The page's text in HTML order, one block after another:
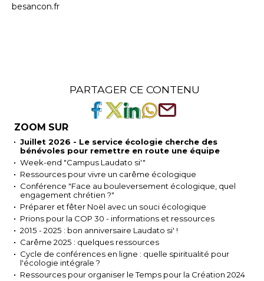
besancon.fr
PARTAGER CE CONTENU
ZOOM SUR
Juillet 2026 - Le service écologie cherche des
bénévoles pour remettre en route une équipe
Week-end "Campus Laudato si'"
Ressources pour vivre un carême écologique
Conférence "Face au bouleversement écologique, quel
engagement chrétien ?"
Préparer et fêter Noël avec un souci écologique
Prions pour la COP 30 - informations et ressources
2015 - 2025 : bon anniversaire Laudato si' !
Carême 2025 : quelques ressources
Cycle de conférences en ligne : quelle spiritualité pour
l'écologie intégrale ?
Ressources pour organiser le Temps pour la Création 2024